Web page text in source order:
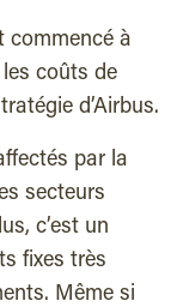
commencé à
coûts de
d’Airbus.
par la
secteurs
c’est un
fixes très
Même si